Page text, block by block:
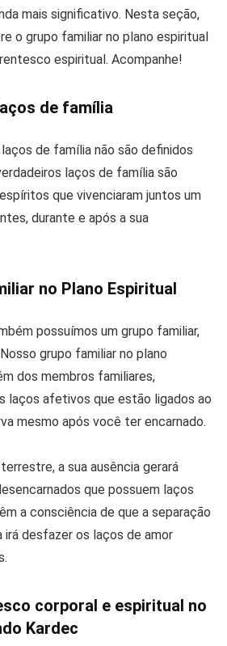
mais significativo. Nesta seção,
o grupo familiar no plano espiritual
espiritual. Acompanhe!
de família
de família não são definidos
laços de família são
que vivenciaram juntos um
durante e após a sua
no Plano Espiritual
possuímos um grupo familiar,
grupo familiar no plano
dos membros familiares,
laços afetivos que estão ligados ao
mesmo após você ter encarnado.
a sua ausência gerará
que possuem laços
a consciência de que a separação
irá desfazer os laços de amor
corporal e espiritual no
Kardec